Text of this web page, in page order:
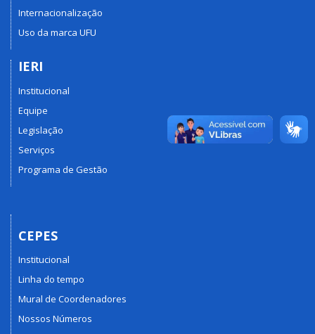
Internacionalização
Uso da marca UFU
IERI
Institucional
Equipe
Legislação
Serviços
Programa de Gestão
CEPES
Institucional
Linha do tempo
Mural de Coordenadores
Nossos Números